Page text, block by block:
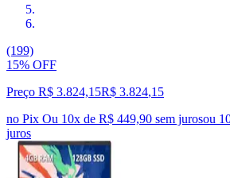
(199)
15% OFF
Preço R$ 3.824,15R$ 3.824,15
no Pix Ou 10x de R$ 449,90 sem jurosou
juros